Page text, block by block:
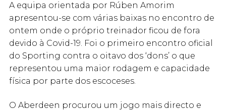
A equipa orientada por Rúben Amorim
apresentou-se com várias baixas no encontro de
ontem onde o próprio treinador ficou de fora
devido à Covid-19. Foi o primeiro encontro oficial
do Sporting contra o oitavo dos ‘dons’ o que
representou uma maior rodagem e capacidade
física por parte dos escoceses.
O Aberdeen procurou um jogo mais directo e